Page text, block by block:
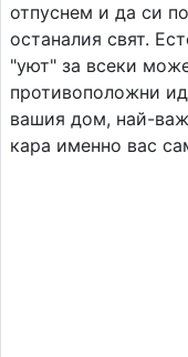
отпуснем и да си
останалия свят.
"уют" за всеки
противоположни
вашия дом, най-
кара именно вас